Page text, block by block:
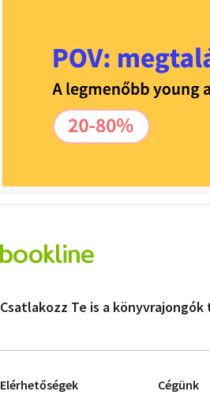
Csatlakozz Te is a könyvrajongók
Elérhetőségek Cégünk